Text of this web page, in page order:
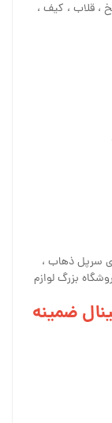
، قلاب ، کیف ،
سرپل ذهاب ،
بزرگ لوازم
ایلبا اورجینال ضمینه